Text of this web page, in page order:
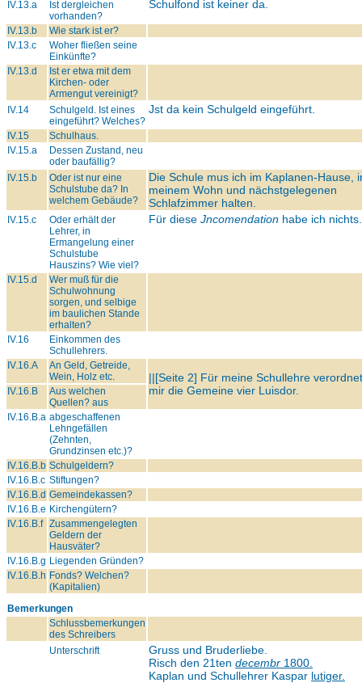
IV.13.a
Ist dergleichen
vorhanden?
Schulfond ist keiner da.
IV.13.b
Wie stark ist er?
IV.13.c
Woher fließen seine
Einkünfte?
IV.13.d
Ist er etwa mit dem
Kirchen- oder
Armengut vereinigt?
IV.14
Schulgeld. Ist eines
eingeführt? Welches?
Jst da kein Schulgeld eingeführt.
IV.15
Schulhaus.
IV.15.a
Dessen Zustand, neu
oder baufällig?
IV.15.b
Oder ist nur eine
Schulstube da? In
welchem Gebäude?
Die Schule mus ich im Kaplanen-Hause,
meinem Wohn und nächstgelegenen
Schlafzimmer halten.
IV.15.c
Oder erhält der
Lehrer, in
Ermangelung einer
Schulstube
Hauszins? Wie viel?
Für diese Jncomendation habe ich nichts.
IV.15.d
Wer muß für die
Schulwohnung
sorgen, und selbige
im baulichen Stande
erhalten?
IV.16
Einkommen des
Schullehrers.
IV.16.A
An Geld, Getreide,
Wein, Holz etc.
||[Seite 2] Für meine Schullehre
mir die Gemeine vier Luisdor.
IV.16.B
Aus welchen
Quellen? aus
IV.16.B.a abgeschaffenen
Lehngefällen
(Zehnten,
Grundzinsen etc.)?
IV.16.B.b Schulgeldern?
IV.16.B.c Stiftungen?
IV.16.B.d Gemeindekassen?
IV.16.B.e Kirchengütern?
IV.16.B.f Zusammengelegten
Geldern der
Hausväter?
IV.16.B.g Liegenden Gründen?
IV.16.B.h Fonds? Welchen?
(Kapitalien)
Bemerkungen
Schlussbemerkungen
des Schreibers
Unterschrift
Gruss und Bruderliebe.
Risch den 21ten decembr 1800.
Kaplan und Schullehrer Kaspar lutiger.